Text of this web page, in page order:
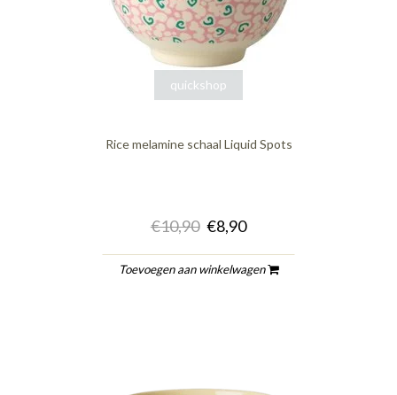
quickshop
Rice melamine schaal Liquid Spots
€10,90 €8,90
Toevoegen aan winkelwagen